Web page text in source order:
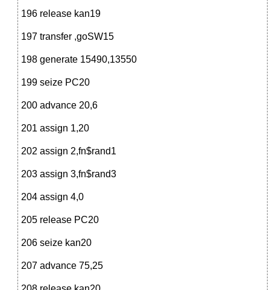
196 release kan19
197 transfer ,goSW15
198 generate 15490,13550
199 seize PC20
200 advance 20,6
201 assign 1,20
202 assign 2,fn$rand1
203 assign 3,fn$rand3
204 assign 4,0
205 release PC20
206 seize kan20
207 advance 75,25